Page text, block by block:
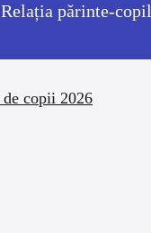
Relația părinte-copil